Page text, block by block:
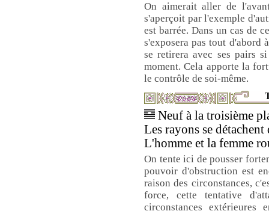
On aimerait aller de
s'aperçoit par l'exemple
est barrée. Dans un cas de
s'exposera pas tout d'abord
se retirera avec ses pairs
moment. Cela apporte la
le contrôle de soi-même.
Neuf à la troisième
Les rayons se
L'homme et la femme
On tente ici de pousser
pouvoir d'obstruction est
raison des circonstances,
force, cette tentative
circonstances extérieures